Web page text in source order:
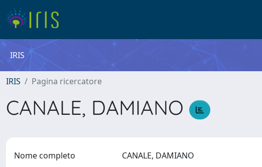
IRIS
IRIS Pagina ricercatore
CANALE, DAMIANO
Nome completo CANALE, DAMIANO